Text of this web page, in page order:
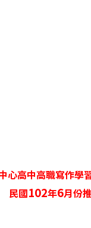
心高中高職寫作學
民國102年6月份